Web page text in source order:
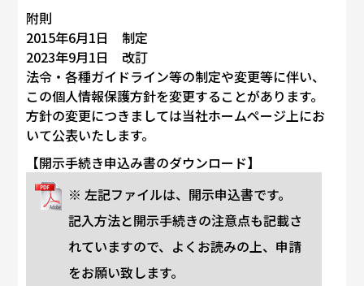
附則
2015年6月1日 制定
2023年9月1日 改訂
法令・各種ガイドライン等の制定や変更等に伴い、
この個人情報保護方針を変更することがあります。
方針の変更につきましては当社ホームページ上にお
いて公表いたします。
【開示手続き申込み書のダウンロード】
※ 左記ファイルは、開示申込書です。
記入方法と開示手続きの注意点も記載さ
れていますので、よくお読みの上、申請
をお願い致します。